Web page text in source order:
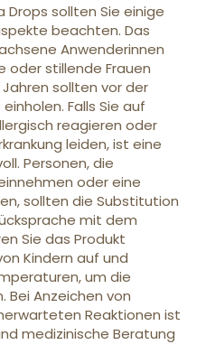
Drops sollten Sie einige
beachten. Das
Anwenderinnen
oder stillende Frauen
sollten vor der
Falls Sie auf
reagieren oder
leiden, ist eine
Personen, die
oder eine
sollten die Substitution
mit dem
Sie das Produkt
Kindern auf und
um die
Anzeichen von
Reaktionen ist
medizinische Beratung